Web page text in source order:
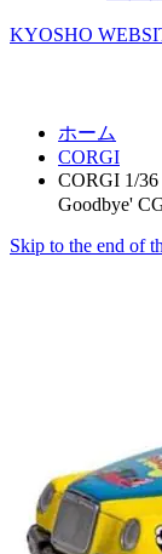
KYOSHO
ホーム
CORGI
CORGI 1/
Goodbye'
Skip to the end of